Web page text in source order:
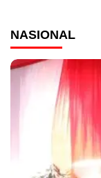
NASIONAL